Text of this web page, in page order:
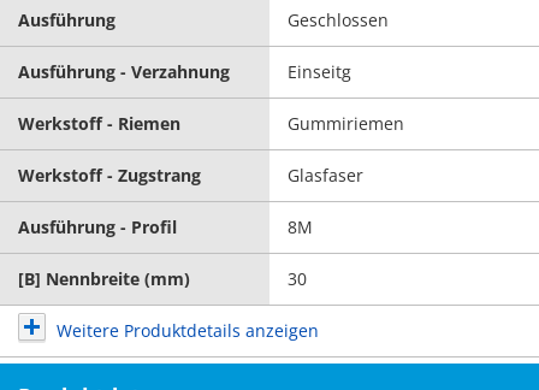
Ausführung Geschlossen
Ausführung - Verzahnung Einseitg
Werkstoff - Riemen Gummiriemen
Werkstoff - Zugstrang Glasfaser
Ausführung - Profil 8M
[B] Nennbreite (mm) 30
Weitere Produktdetails anzeigen